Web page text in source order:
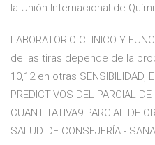
la Unión Internacional de
LABORATORIO CLINICO Y
de las tiras depende de la
10,12 en otras SENSIBILIDAD,
PREDICTIVOS DEL PARCIAL
CUANTITATIVA9 PARCIAL DE
SALUD DE CONSEJERÍA -